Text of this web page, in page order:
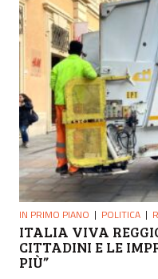
IN PRIMO PIANO POLITICA
ITALIA VIVA
CITTADINI E LE
PIÙ”